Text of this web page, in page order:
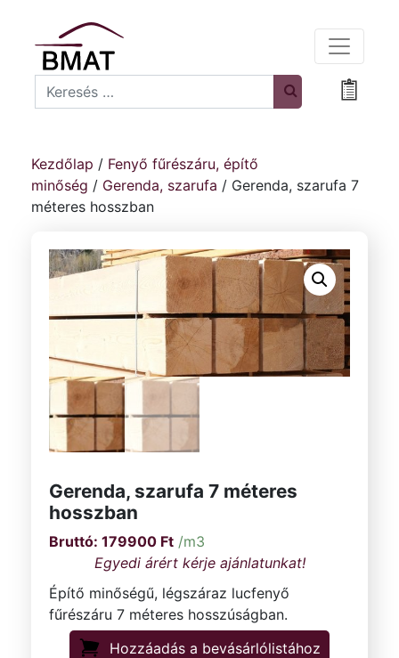
Search
Kezdőlap / Fenyő fűrészáru, építő
minőség / Gerenda, szarufa / Gerenda, szarufa 7
méteres hosszban
Gerenda, szarufa 7 méteres
hosszban
179900 Ft /m3
Építő minőségű, légszáraz lucfenyő
fűrészáru 7 méteres hosszúságban.
Hozzáadás a bevásárlólistához